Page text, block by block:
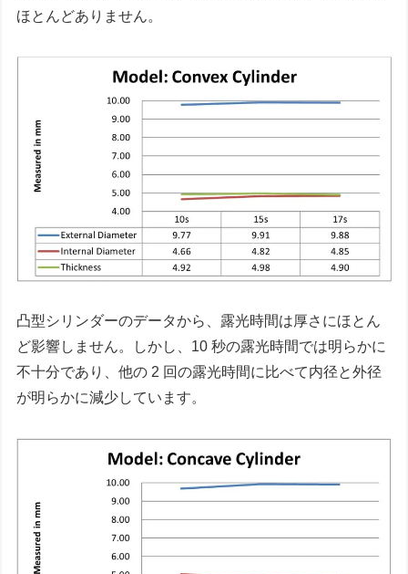
ほとんどありません。
凸型シリンダーのデータから、露光時間は厚さにほとん
ど影響しません。しかし、10 秒の露光時間では明らかに
不十分であり、他の 2 回の露光時間に比べて内径と外径
が明らかに減少しています。